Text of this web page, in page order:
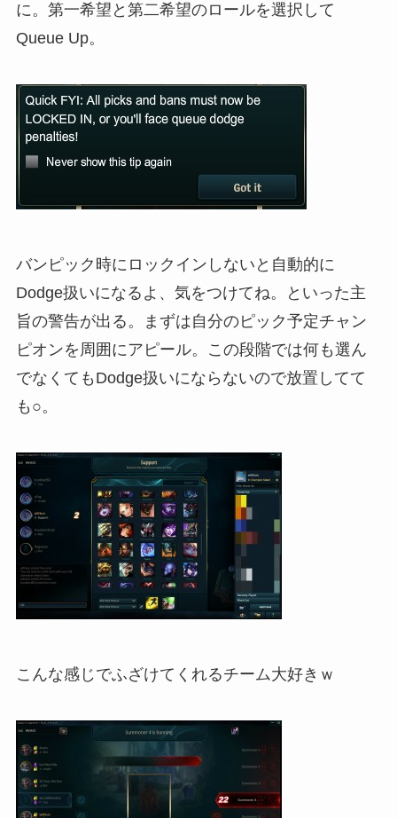
に。第一希望と第二希望のロールを選択して
Queue Up。
バンピック時にロックインしないと自動的に
Dodge扱いになるよ、気をつけてね。といった主
旨の警告が出る。まずは自分のピック予定チャン
ピオンを周囲にアピール。この段階では何も選ん
でなくてもDodge扱いにならないので放置してて
も○。
こんな感じでふざけてくれるチーム大好きｗ